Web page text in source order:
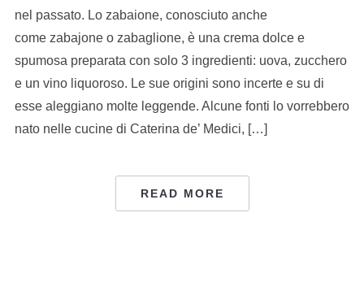
nel passato. Lo zabaione​, ​​conosciuto anche
come zabajone o zabaglione​, è una crema dolce e
spumosa ​preparata con solo 3 ingredienti: uova, zucchero
e ​un ​vino liquoroso. Le sue origini sono incerte e su di
esse aleggiano molte leggende. Alcune fonti lo vorrebbero
nato nelle cucine di Caterina de’ Medici, […]
READ MORE